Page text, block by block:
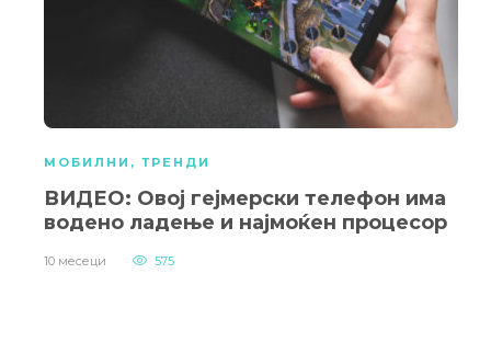
МОБИЛНИ , ТРЕНДИ
ВИДЕО: Овој гејмерски телефон има
водено ладење и најмоќен процесор
10 месеци 575